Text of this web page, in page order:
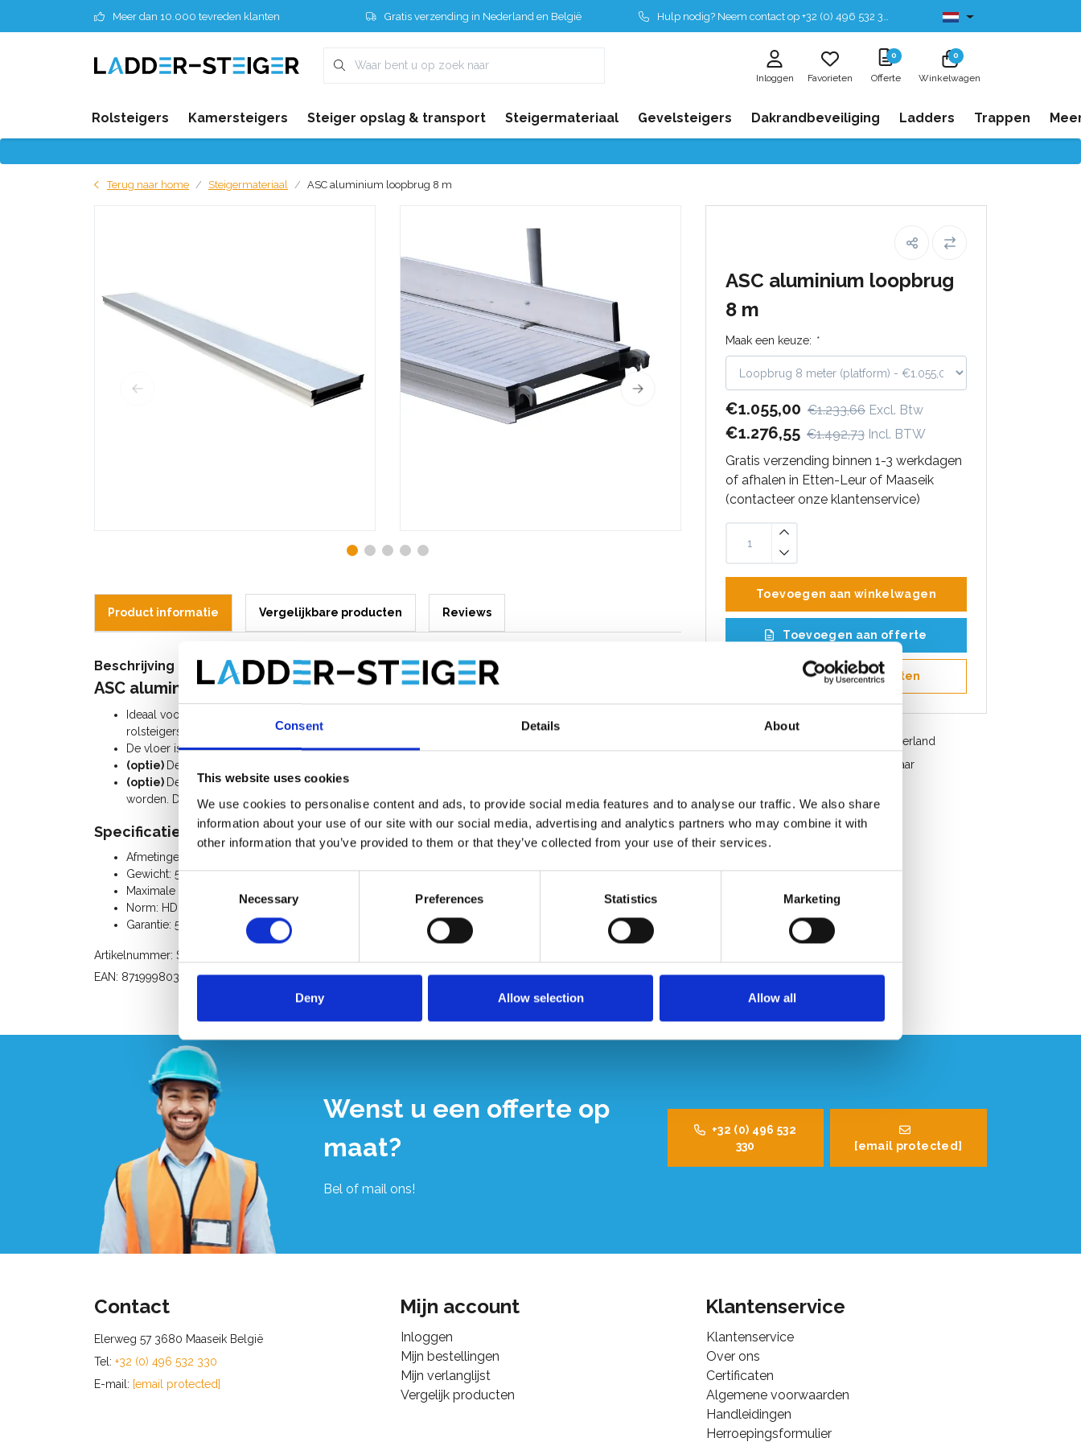
Consent Details About
This website uses cookies
We use cookies to personalise content and ads, to provide social media features and to analyse our traffic. We also share
information about your use of our site with our social media, advertising and analytics partners who may combine it with
other information that you’ve provided to them or that they’ve collected from your use of their services.
Consent
Necessary Preferences Statistics Marketing
Deny Allow selection Allow all
Meer dan 10.000 tevreden klanten Gratis verzending in Nederland en België Hulp nodig? Neem contact op +32 (0) 496 532 330 Leverbaar uit voorraad
Inloggen Favorieten
0
Offerte
0
Winkelwagen
Rolsteigers Kamersteigers Steiger opslag & transport Steigermateriaal Gevelsteigers Dakrandbeveiliging Ladders Trappen
Terug naar home Steigermateriaal ASC aluminium loopbrug 8 m
ASC aluminium loopbrug
8 m
Maak een keuze: *
€1.055,00 €1.233,66 Excl. Btw
€1.276,55 €1.492,73 Incl. BTW
Gratis verzending binnen 1-3 werkdagen
of afhalen in Etten-Leur of Maaseik
(contacteer onze klantenservice)
Toevoegen aan winkelwagen
Toevoegen aan offerte
Opslaan in favorieten
Gratis verzending in België en Nederland
Snelle service. Uit voorraad leverbaar
Klantbeoordeling 9,2/10
Product informatie Vergelijkbare producten Reviews
Beschrijving
ASC aluminium loopbrug werkbrug stage lengte 8 meter
Ideaal voor het overbruggen van obstakels (erkers, poorten), het overbruggen van afstanden tussen
rolsteigers (niet meer op- / afklimmen) of het creëren van werkvloeren.
De vloer is gemaakt van (vervangbare) aluminium antislipplaten.
(optie) De loopbrug kan voorzien worden van 4 steigerhaken.
(optie) De loopbrug kan voorzien worden van leuningen, deze kunnen zowel links al rechts gemonteerd
worden. De leuning is eenvoudig te monteren en makkelijk te transporteren.
Specificaties:
Afmetingen loopbrug: lengte 800 cm x breedte 61,7 cm x hoogte 13,9 cm
Gewicht: 59,2 Kg
Maximale belasting: 150 Kg per m²
Norm: HD 1004 – P6 (Classe 3)
Garantie: 5 jaar
Artikelnummer: STAGE8M
EAN: 8719998034035
Wenst u een offerte op
maat?
Bel of mail ons!
+32 (0) 496 532
330
[email protected]
Contact
Elerweg 57 3680 Maaseik België
Tel: +32 (0) 496 532 330
E-mail: [email protected]
Mijn account
Inloggen
Mijn bestellingen
Mijn verlanglijst
Vergelijk producten
Klantenservice
Klantenservice
Over ons
Certificaten
Algemene voorwaarden
Handleidingen
Herroepingsformulier